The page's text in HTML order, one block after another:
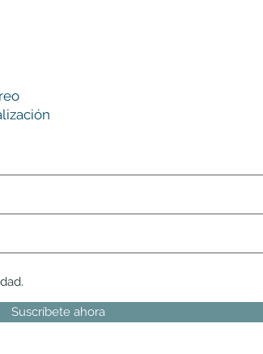
Suscríbete ahora